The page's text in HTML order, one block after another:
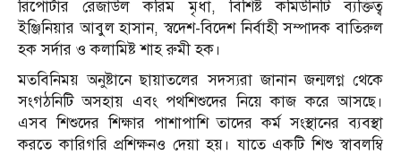
রিপোর্টার রেজাউল করিম মৃধা, বিশিষ্ট কমিউনিটি ব্যক্তিত্ব
ইঞ্জিনিয়ার আবুল হাসান, স্বদেশ-বিদেশ নির্বাহী সম্পাদক বাতিরুল
হক সর্দার ও কলামিষ্ট শাহ রুমী হক।
মতবিনিময় অনুষ্টানে ছায়াতলের সদস্যরা জানান জন্মলগ্ন থেকে
সংগঠনিটি অসহায় এবং পথশিশুদের নিয়ে কাজ করে আসছে।
এসব শিশুদের শিক্ষার পাশাপাশি তাদের কর্ম সংস্থানের ব্যবস্থা
করতে কারিগরি প্রশিক্ষনও দেয়া হয়। যাতে একটি শিশু স্বাবলম্বি